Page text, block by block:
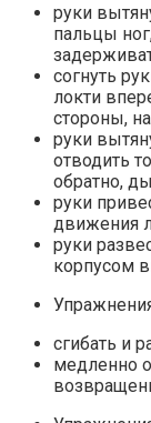
руки
пальцы
согнуть
локти
стороны,
руки
отводить
обратно,
руки
движения
руки
корпусом
сгибать и
медленно